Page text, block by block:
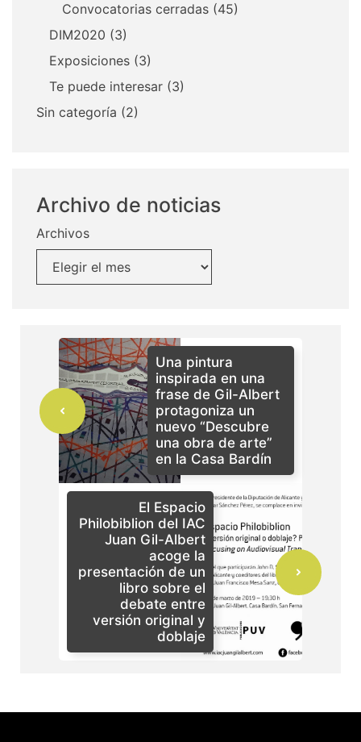
Convocatorias cerradas (45)
DIM2020 (3)
Exposiciones (3)
Te puede interesar (3)
Sin categoría (2)
Archivo de noticias
Archivos
Una pintura
inspirada en una
frase de Gil-Albert
protagoniza un
nuevo “Descubre
una obra de arte”
en la Casa Bardín
El Espacio
Philobiblion del IAC
Juan Gil-Albert
acoge la
presentación de un
libro sobre el
debate entre
versión original y
doblaje